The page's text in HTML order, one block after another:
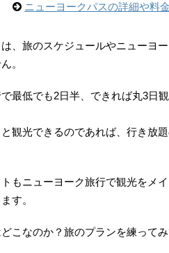
ニューヨークパスの詳細や料
、旅のスケジュールやニューヨ
。
最低でも2日半、できれば丸3日
観光できるのであれば、行き放
もニューヨーク旅行で観光をメイ
す。
こなのか？旅のプランを練って